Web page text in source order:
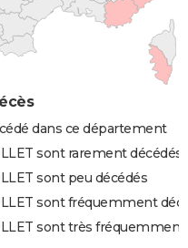
dans ce département
sont rarement décédés
sont peu décédés
sont fréquemment
sont très fréquemment